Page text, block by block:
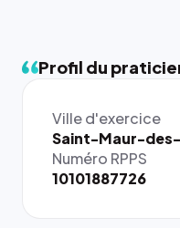
Profil du
Ville d'exercice
Saint-Maur-
Numéro RPPS
10101887726